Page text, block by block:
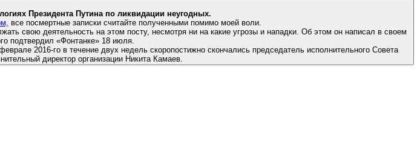
Теперь граждане России знают о новых технологиях Президента Путина по ликвидации неугодных.
все посмертные записки считайте полученными помимо моей воли.
свою деятельность на этом посту, несмотря ни на какие угрозы и нападки. Об этом он написал в своем
подтвердил «Фонтанке» 18 июля.
2016-го в течение двух недель скоропостижно скончались председатель исполнительного Совета
директор организации Никита Камаев.